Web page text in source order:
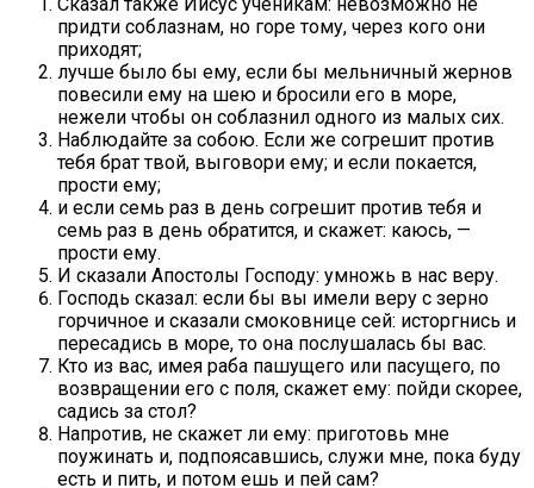
придти соблазнам, но горе тому, через кого они
приходят;
лучше было бы ему, если бы мельничный жернов
повесили ему на шею и бросили его в море,
нежели чтобы он соблазнил одного из малых сих.
Наблюдайте за собою. Если же согрешит против
тебя брат твой, выговори ему; и если покается,
прости ему;
и если семь раз в день согрешит против тебя и
семь раз в день обратится, и скажет: каюсь, —
прости ему.
И сказали Апостолы Господу: умножь в нас веру.
Господь сказал: если бы вы имели веру с зерно
горчичное и сказали смоковнице сей: исторгнись и
пересадись в море, то она послушалась бы вас.
Кто из вас, имея раба пашущего или пасущего, по
возвращении его с поля, скажет ему: пойди скорее,
садись за стол?
Напротив, не скажет ли ему: приготовь мне
поужинать и, подпоясавшись, служи мне, пока буду
есть и пить, и потом ешь и пей сам?